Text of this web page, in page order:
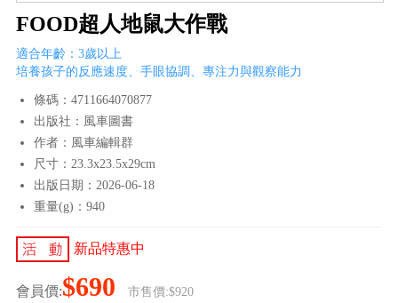
FOOD超人地鼠大作戰
適合年齡：3歲以上
培養孩子的反應速度、手眼協調、專注力與觀察能力
條碼：4711664070877
出版社：風車圖書
作者：風車編輯群
尺寸：23.3x23.5x29cm
出版日期：2026-06-18
重量(g)：940
新品特惠中
會員價:$690 市售價:$920